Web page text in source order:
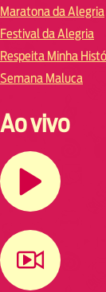
Maratona da Alegria
Festival da Alegria
Respeita Minha
Semana Maluca
Ao vivo